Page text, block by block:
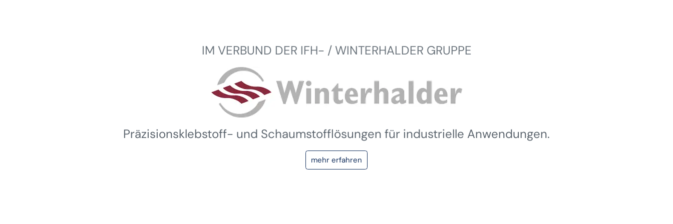
IM VERBUND DER IFH- / WINTERHALDER GRUPPE
Präzisionsklebstoff- und Schaumstofflösungen für industrielle Anwendungen.
mehr erfahren